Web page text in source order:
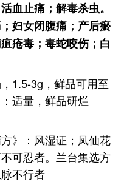
血止痛；解毒杀虫。
妇女闭腹痛；产后瘀
疮毒；毒蛇咬伤；白
1.5-3g，鲜品可用至
适量，鲜品研烂
》：风湿证；凤仙花
可忍者。兰台集选方
不行者